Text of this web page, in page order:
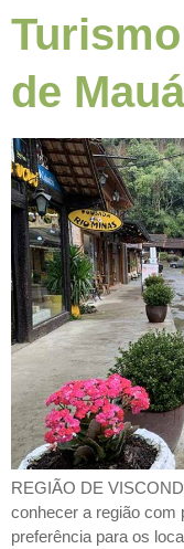
de Mauá
REGIÃO DE
conhecer a região com
preferência para os